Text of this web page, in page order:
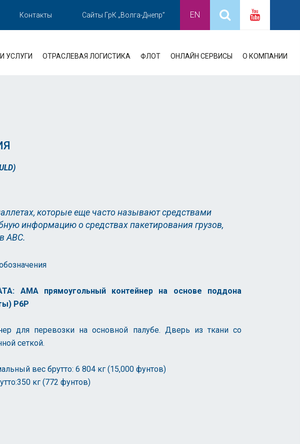
УСЛУГИ ОТРАСЛЕВАЯ ЛОГИСТИКА ФЛОТ ОНЛАЙН СЕРВИСЫ О КОМПАНИИ
Контакты Сайты ГрК „Волга-Днепр” EN
которые еще часто называют средствами
информацию о средствах пакетирования грузов,
АВС.
АМА прямоугольный контейнер на основе поддона
Р6Р
для перевозки на основной палубе. Дверь из ткани со
сеткой.
вес брутто: 6 804 кг (15,000 фунтов)
кг (772 фунтов)